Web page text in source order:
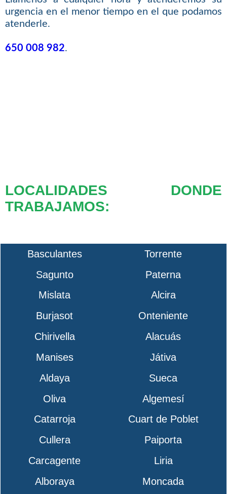
urgencia en el menor tiempo en el que podamos
atenderle.
650 008 982.
LOCALIDADES DONDE
TRABAJAMOS:
Basculantes
Torrente
Sagunto
Paterna
Mislata
Alcira
Burjasot
Onteniente
Chirivella
Alacuás
Manises
Játiva
Aldaya
Sueca
Oliva
Algemesí
Catarroja
Cuart de Poblet
Cullera
Paiporta
Carcagente
Liria
Alboraya
Moncada